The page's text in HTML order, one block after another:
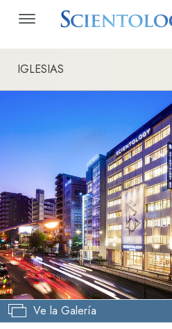
IGLESIAS
Ve la Galería